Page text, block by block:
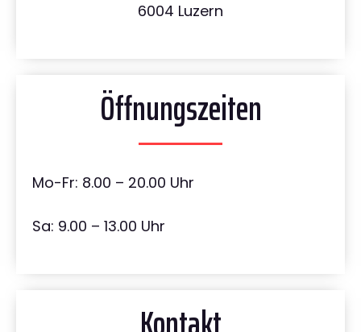
6004 Luzern
Öffnungszeiten
Mo-Fr: 8.00 – 20.00 Uhr
Sa: 9.00 – 13.00 Uhr